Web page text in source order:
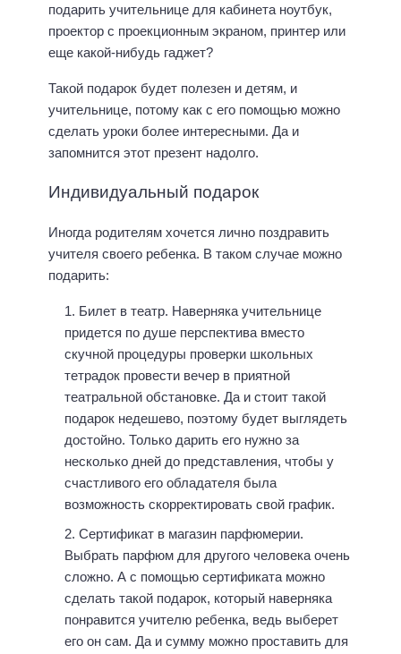
подарить учительнице для кабинета ноутбук,
проектор с проекционным экраном, принтер или
еще какой-нибудь гаджет?
Такой подарок будет полезен и детям, и
учительнице, потому как с его помощью можно
сделать уроки более интересными. Да и
запомнится этот презент надолго.
Индивидуальный подарок
Иногда родителям хочется лично поздравить
учителя своего ребенка. В таком случае можно
подарить:
Билет в театр. Наверняка учительнице
придется по душе перспектива вместо
скучной процедуры проверки школьных
тетрадок провести вечер в приятной
театральной обстановке. Да и стоит такой
подарок недешево, поэтому будет выглядеть
достойно. Только дарить его нужно за
несколько дней до представления, чтобы у
счастливого его обладателя была
возможность скорректировать свой график.
Сертификат в магазин парфюмерии.
Выбрать парфюм для другого человека очень
сложно. А с помощью сертификата можно
сделать такой подарок, который наверняка
понравится учителю ребенка, ведь выберет
его он сам. Да и сумму можно проставить для